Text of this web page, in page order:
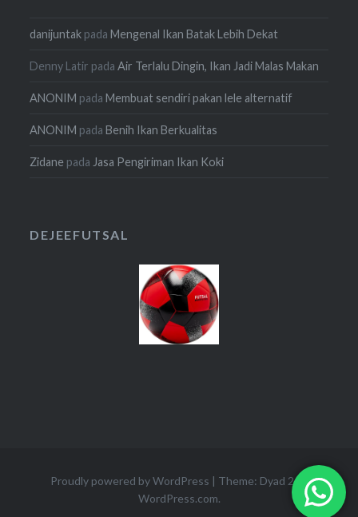
danijuntak padaMengenal Ikan Batak Lebih Dekat
Denny Latir padaAir Terlalu Dingin, Ikan Jadi Malas Makan
ANONIM padaMembuat sendiri pakan lele alternatif
ANONIM padaBenih Ikan Berkualitas
Zidane pada Jasa Pengiriman Ikan Koki
DEJEEFUTSAL
Proudly powered by WordPress | Theme: Dyad 2 by
WordPress.com.